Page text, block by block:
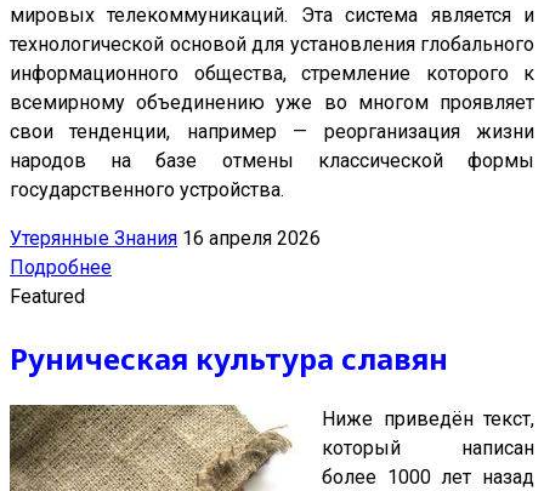
мировых телекоммуникаций. Эта система является и
технологической основой для установления глобального
информационного общества, стремление которого к
всемирному объединению уже во многом проявляет
свои тенденции, например — реорганизация жизни
народов на базе отмены классической формы
государственного устройства.
Утерянные Знания 16 апреля 2026
Подробнее
Featured
Руническая культура славян
Ниже приведён текст,
который написан
более 1000 лет назад